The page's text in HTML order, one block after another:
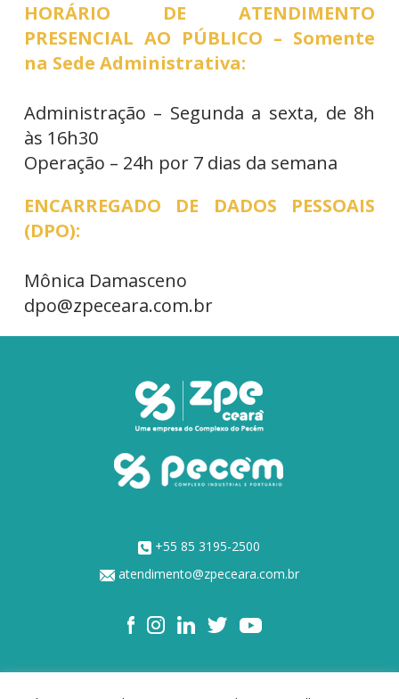
HORÁRIO DE ATENDIMENTO
PRESENCIAL AO PÚBLICO – Somente
na Sede Administrativa:
Administração – Segunda a sexta, de 8h
às 16h30
Operação – 24h por 7 dias da semana
ENCARREGADO DE DADOS PESSOAIS
(DPO):
Mônica Damasceno
dpo@zpeceara.com.br
+55 85 3195-2500
atendimento@zpeceara.com.br
NOSSOS ACIONISTAS